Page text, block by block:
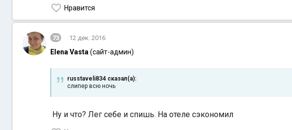
Нравится
73 12 дек. 2016
Elena Vasta (сайт-админ)
russtaveli8З4 сказал(а):
слипер всю ночь
Ну и что? Лег себе и спишь. На отеле сэкономил